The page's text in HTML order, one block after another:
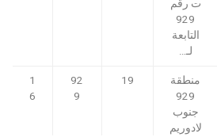
ت رقم
929
التابعة
لـ…
منطقة
929
جنوب
لادوريم
19
92
9
1
6